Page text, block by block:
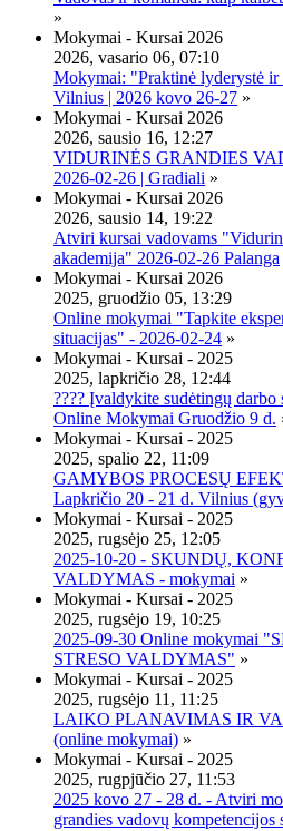
»
Mokymai - Kursai 2026
2026, vasario 06, 07:10
Mokymai: "Praktinė lyderystė ir
Vilnius | 2026 kovo 26-27 »
Mokymai - Kursai 2026
2026, sausio 16, 12:27
VIDURINĖS GRANDIES
2026-02-26 | Gradiali »
Mokymai - Kursai 2026
2026, sausio 14, 19:22
Atviri kursai vadovams
akademija" 2026-02-26 Palanga
Mokymai - Kursai 2026
2025, gruodžio 05, 13:29
Online mokymai "Tapkite
situacijas" - 2026-02-24 »
Mokymai - Kursai - 2025
2025, lapkričio 28, 12:44
???? Įvaldykite sudėtingų
Online Mokymai Gruodžio 9 d.
Mokymai - Kursai - 2025
2025, spalio 22, 11:09
GAMYBOS PROCESŲ
Lapkričio 20 - 21 d. Vilnius
Mokymai - Kursai - 2025
2025, rugsėjo 25, 12:05
2025-10-20 - SKUNDŲ,
VALDYMAS - mokymai »
Mokymai - Kursai - 2025
2025, rugsėjo 19, 10:25
2025-09-30 Online mokymai
STRESO VALDYMAS" »
Mokymai - Kursai - 2025
2025, rugsėjo 11, 11:25
LAIKO PLANAVIMAS IR
(online mokymai) »
Mokymai - Kursai - 2025
2025, rugpjūčio 27, 11:53
2025 kovo 27 - 28 d. - Atviri
grandies vadovų kompetencijos